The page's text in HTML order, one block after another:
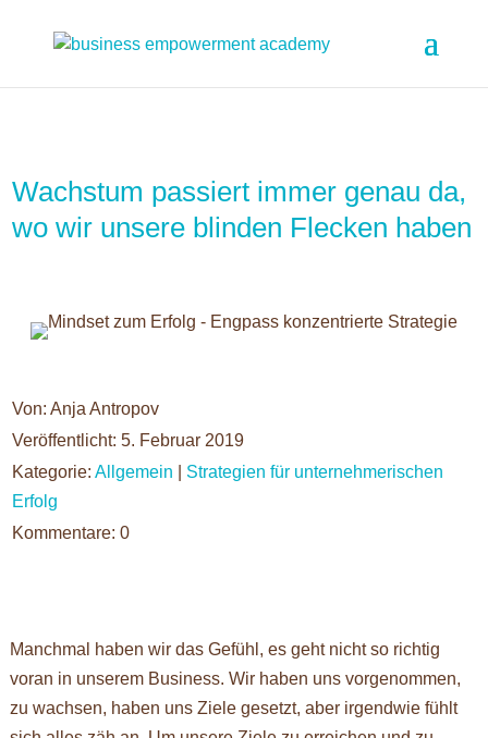
Wachstum passiert immer genau da,
wo wir unsere blinden Flecken haben
Von: Anja Antropov
Veröffentlicht: 5. Februar 2019
Kategorie:Allgemein
Strategien für unternehmerischen
Erfolg
Kommentare: 0
Manchmal haben wir das Gefühl, es geht nicht so richtig
voran in unserem Business. Wir haben uns vorgenommen,
zu wachsen, haben uns Ziele gesetzt, aber irgendwie fühlt